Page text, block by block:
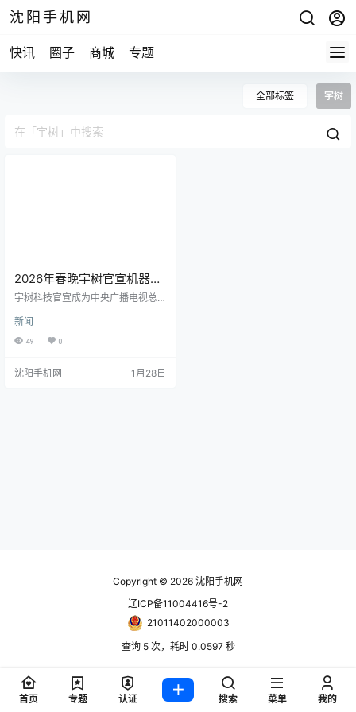
沈阳手机网
快讯 圈子 商城 专题
全部标签 宇树
2026年春晚宇树官宣机器人
合作伙伴
宇树科技官宣成为中央广播电视总
将是宇树科技第三度与春晚结缘。
其与春晚的缘分始于2021年牛年春
器人《秧BOT》“现象级”破圈，在春
新闻
49 0
沈阳手机网 1月28日
Copyright © 2026 沈阳手机网
辽ICP备11004416号-2
21011402000003
查询 5 次，耗时 0.0597 秒
首页 专题 认证 搜索 菜单 我的